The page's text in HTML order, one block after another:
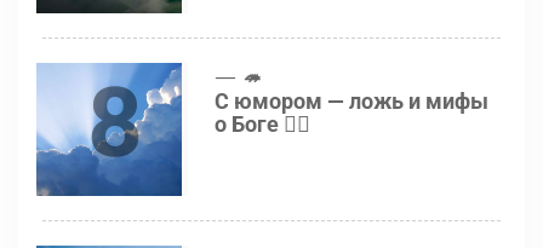
8 🦔
С юмором — ложь и мифы
о Боге 👍🏻